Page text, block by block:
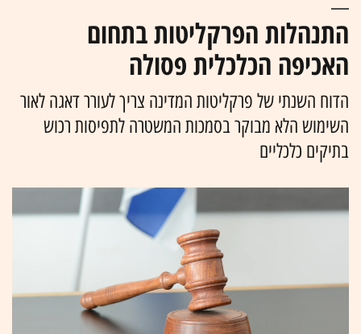
התנהלות הפרקליטות בתחום
האכיפה הכלכלית פסולה
הדוח השנתי של פרקליטות המדינה צריך לעורר דאגה לאור
השימוש הלא מבוקר בסמכות המשטרה לתפיסות רכוש
בתיקים כלכליים